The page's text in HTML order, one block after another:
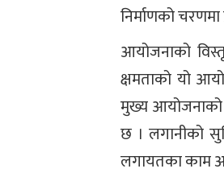
निर्माणको
आयोजनाको
क्षमताको यो
मुख्य आयोजनाको
छ । लगानीको
लगायतका काम